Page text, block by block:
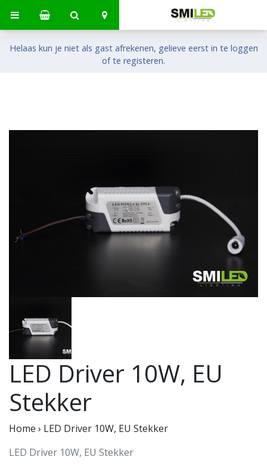
Helaas kun je niet als gast afrekenen, gelieve eerst in te loggen
of te registeren.
LED Driver 10W, EU
Stekker
Home › LED Driver 10W, EU Stekker
LED Driver 10W, EU Stekker